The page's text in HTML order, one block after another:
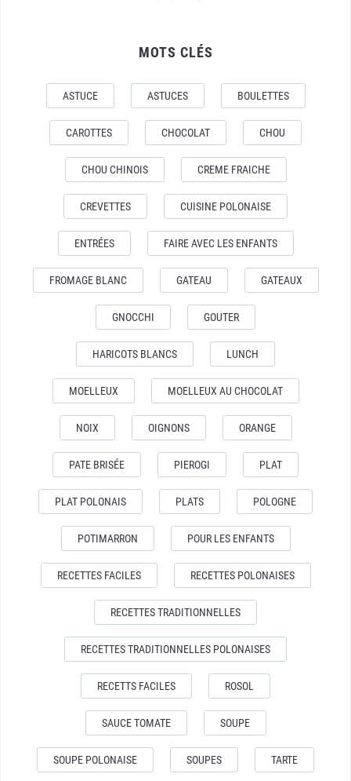
MOTS CLÉS
ASTUCE ASTUCES BOULETTES
CAROTTES CHOCOLAT CHOU
CHOU CHINOIS CREME FRAICHE
CREVETTES CUISINE POLONAISE
ENTRÉES FAIRE AVEC LES ENFANTS
FROMAGE BLANC GATEAU GATEAUX
GNOCCHI GOUTER
HARICOTS BLANCS LUNCH
MOELLEUX MOELLEUX AU CHOCOLAT
NOIX OIGNONS ORANGE
PATE BRISÉE PIEROGI PLAT
PLAT POLONAIS PLATS POLOGNE
POTIMARRON POUR LES ENFANTS
RECETTES FACILES RECETTES POLONAISES
RECETTES TRADITIONNELLES
RECETTES TRADITIONNELLES POLONAISES
RECETTS FACILES ROSOL
SAUCE TOMATE SOUPE
SOUPE POLONAISE SOUPES TARTE